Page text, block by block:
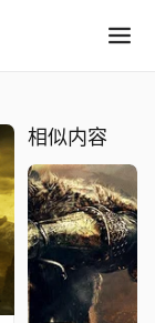
相似内容